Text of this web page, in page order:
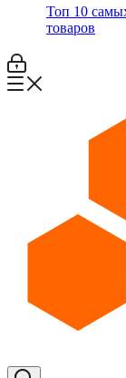
Топ 10
товаров